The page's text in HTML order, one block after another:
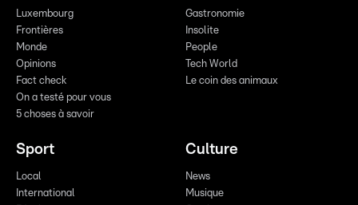
Luxembourg
Frontières
Monde
Opinions
Fact check
On a testé pour vous
5 choses à savoir
Gastronomie
Insolite
People
Tech World
Le coin des animaux
Sport
Local
International
Culture
News
Musique